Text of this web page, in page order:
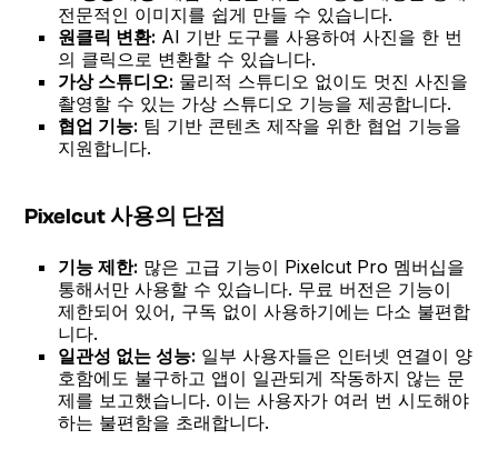
전문적인 이미지를 쉽게 만들 수 있습니다.
원클릭 변환: AI 기반 도구를 사용하여 사진을 한 번
의 클릭으로 변환할 수 있습니다.
가상 스튜디오: 물리적 스튜디오 없이도 멋진 사진을
촬영할 수 있는 가상 스튜디오 기능을 제공합니다.
협업 기능: 팀 기반 콘텐츠 제작을 위한 협업 기능을
지원합니다.
Pixelcut 사용의 단점
기능 제한: 많은 고급 기능이 Pixelcut Pro 멤버십을
통해서만 사용할 수 있습니다. 무료 버전은 기능이
제한되어 있어, 구독 없이 사용하기에는 다소 불편합
니다.
일관성 없는 성능: 일부 사용자들은 인터넷 연결이 양
호함에도 불구하고 앱이 일관되게 작동하지 않는 문
제를 보고했습니다. 이는 사용자가 여러 번 시도해야
하는 불편함을 초래합니다.